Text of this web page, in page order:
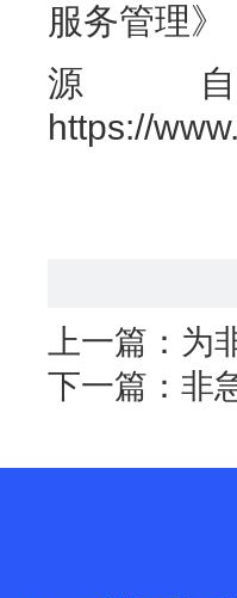
服务管理》
源
https://
上一篇： 为
下一篇： 非